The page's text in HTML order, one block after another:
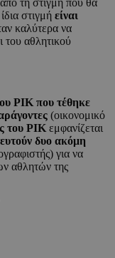
τη στιγμή που θα
στιγμή είναι
καλύτερα να
του αθλητικού
ΡΙΚ που τέθηκε
(οικονομικό
του ΡΙΚ εμφανίζεται
δυο ακόμη
για να
αθλητών της